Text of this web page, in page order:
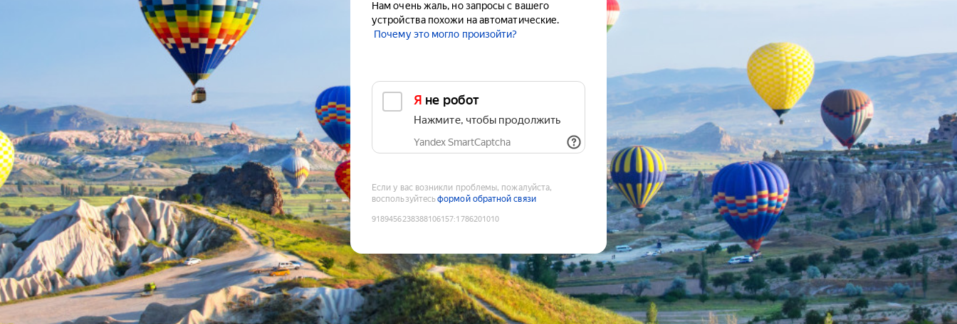
Нам очень жаль, но запросы с вашего
устройства похожи на автоматические.
Почему это могло произойти?
Я не робот
Нажмите, чтобы продолжить
Yandex SmartCaptcha
Если у вас возникли проблемы, пожалуйста,
воспользуйтесьформой обратной связи
9189456238388106157:1786201010